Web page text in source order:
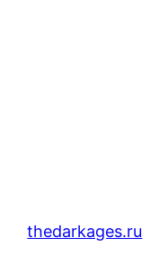
thedarkages.ru